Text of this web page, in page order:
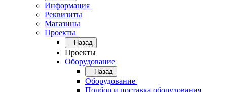
Информация
Реквизиты
Магазины
Проекты
Назад
Проекты
Оборудование
Назад
Оборудование
Подбор и поставка оборудования